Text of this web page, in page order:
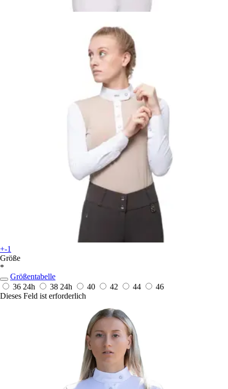
+-1
Größe
*
Größentabelle
36 24h 38 24h 40 42 44
46
Dieses Feld ist erforderlich